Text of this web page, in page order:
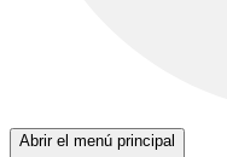
Abrir el menú principal